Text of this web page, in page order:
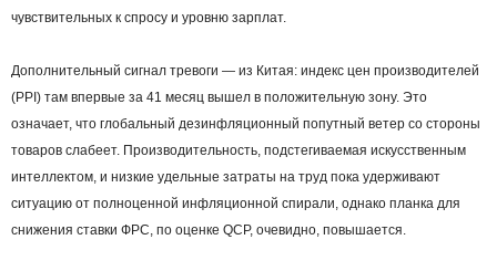
чувствительных к спросу и уровню зарплат.
Дополнительный сигнал тревоги — из Китая: индекс цен производителей
(PPI) там впервые за 41 месяц вышел в положительную зону. Это
означает, что глобальный дезинфляционный попутный ветер со стороны
товаров слабеет. Производительность, подстегиваемая искусственным
интеллектом, и низкие удельные затраты на труд пока удерживают
ситуацию от полноценной инфляционной спирали, однако планка для
снижения ставки ФРС, по оценке QCP, очевидно, повышается.